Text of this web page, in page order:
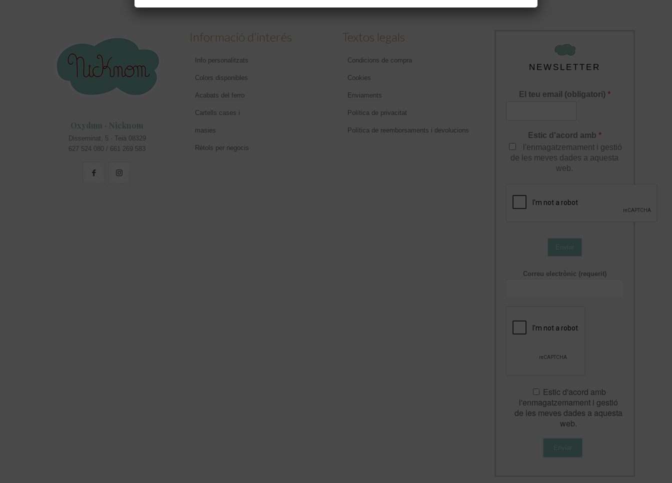
Oxydum · Nicknom
Disseminat, 5 · Teià 08329
627 524 080 / 661 269 583
Informació d’interés
Info personalitzats
Colors disponibles
Acabats del ferro
Cartells cases i
masies
Rètols per negocis
Textos legals
Condicions de compra
Cookies
Enviaments
Política de privacitat
Política de reemborsaments i devolucions
NEWSLETTER
El teu email (obligatori) *
Estic d'acord amb *
l'enmagatzemament i gestió
de les meves dades a aquesta
web.
Enviar
Correu electrònic (requerit)
Estic d'acord amb
l'enmagatzemament i gestió
de les meves dades a aquesta
web.